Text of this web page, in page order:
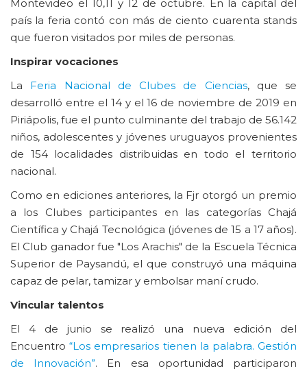
Montevideo el 10,11 y 12 de octubre. En la capital del
país la feria contó con más de ciento cuarenta stands
que fueron visitados por miles de personas.
Inspirar vocaciones
La Feria Nacional de Clubes de Ciencias, que se
desarrolló entre el 14 y el 16 de noviembre de 2019 en
Piriápolis, fue el punto culminante del trabajo de 56.142
niños, adolescentes y jóvenes uruguayos provenientes
de 154 localidades distribuidas en todo el territorio
nacional.
Como en ediciones anteriores, la Fjr otorgó un premio
a los Clubes participantes en las categorías Chajá
Científica y Chajá Tecnológica (jóvenes de 15 a 17 años).
El Club ganador fue "Los Arachis" de la Escuela Técnica
Superior de Paysandú, el que construyó una máquina
capaz de pelar, tamizar y embolsar maní crudo.
Vincular talentos
El 4 de junio se realizó una nueva edición del
Encuentro“Los empresarios tienen la palabra. Gestión
de Innovación”. En esa oportunidad participaron